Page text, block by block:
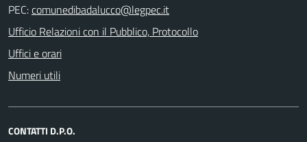
PEC:
Ufficio Relazioni con il Pubblico, Protocollo
Uffici e orari
Numeri utili
CONTATTI D.P.O.